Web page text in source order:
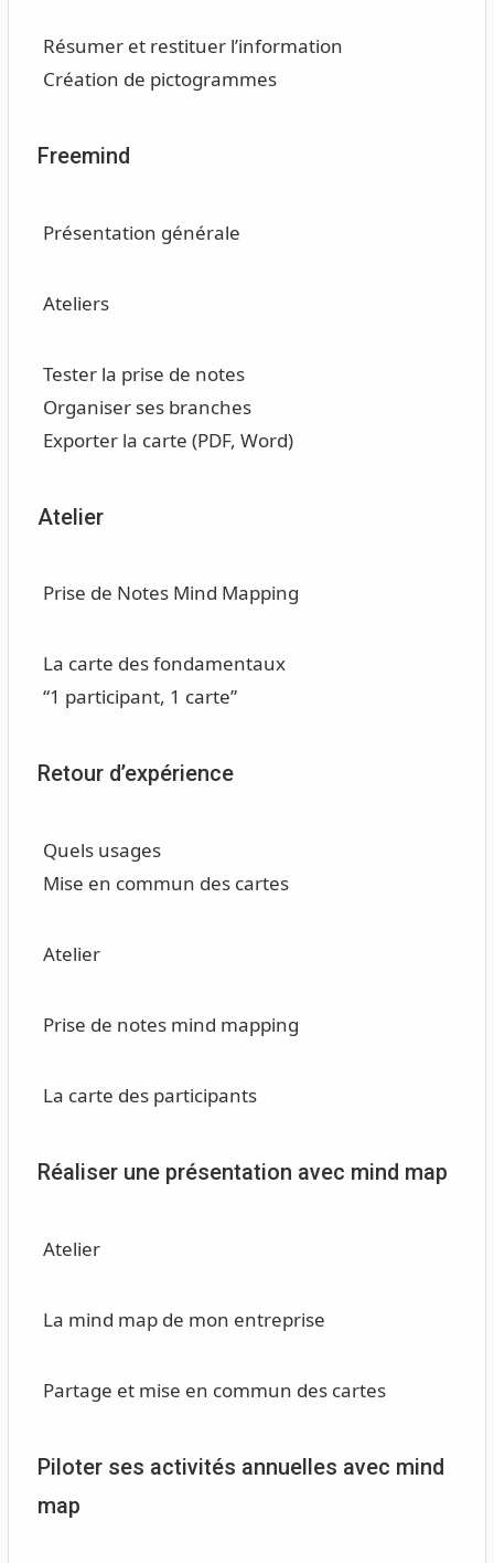
Résumer et restituer l’information
Création de pictogrammes
Freemind
Présentation générale
Ateliers
Tester la prise de notes
Organiser ses branches
Exporter la carte (PDF, Word)
Atelier
Prise de Notes Mind Mapping
La carte des fondamentaux
“1 participant, 1 carte”
Retour d’expérience
Quels usages
Mise en commun des cartes
Atelier
Prise de notes mind mapping
La carte des participants
Réaliser une présentation avec mind map
Atelier
La mind map de mon entreprise
Partage et mise en commun des cartes
Piloter ses activités annuelles avec mind
map